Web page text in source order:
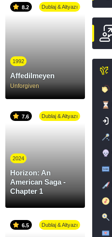
8.2 Dublaj & Altyazı
1992
Affedilmeyen
Unforgiven
7.6 Dublaj & Altyazı
2024
Horizon: An
American Saga -
Chapter 1
6.5 Dublaj & Altyazı